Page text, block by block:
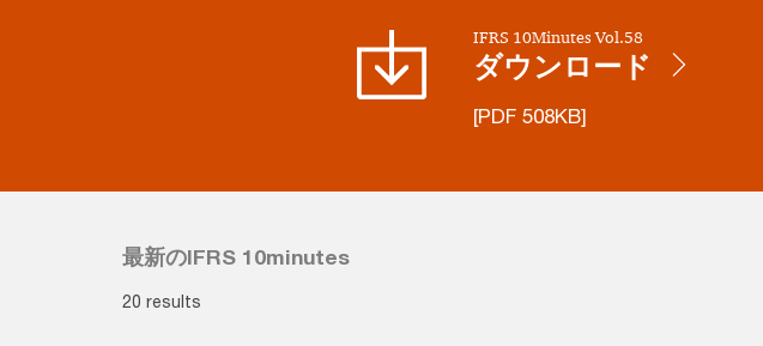
IFRS 10Minutes Vol.58
ダウンロード
[PDF 508KB]
最新のIFRS 10minutes
20 results